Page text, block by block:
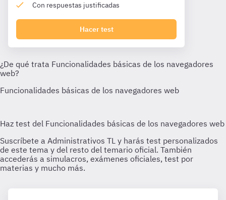
Con respuestas justificadas
Hacer test